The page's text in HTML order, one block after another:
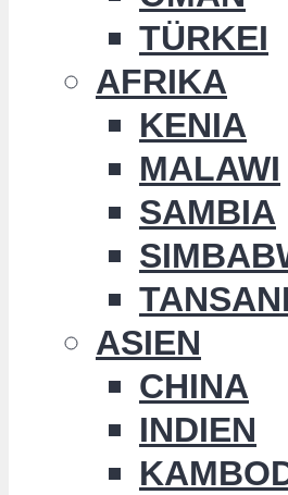
TÜRKEI
AFRIKA
KENIA
MALAWI
SAMBIA
ASIEN
CHINA
INDIEN